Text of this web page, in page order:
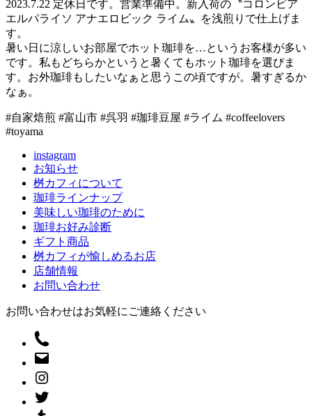
2023.7.22 定休日です。営業準備中。新入荷の〝コロンビア
エルパライソ アナエロビック ライム〟を浅煎りで仕上げま
す。
暑い日に涼しいお部屋でホット珈琲を…というお客様が多い
です。私もどちらかというと暑くてもホット珈琲を選びま
す。お外珈琲もしたいなぁと思うこの頃ですが。暑すぎるか
なぁ。
#自家焙煎 #富山市 #呉羽 #珈琲豆屋 #ライム #coffeelovers
#toyama
instagram
お知らせ
桝カフィについて
珈琲ラインナップ
美味しい珈琲のために
珈琲お好み診断
ギフト商品
桝カフィが愉しめるお店
店舗情報
お問い合わせ
お問い合わせはお気軽にご連絡ください